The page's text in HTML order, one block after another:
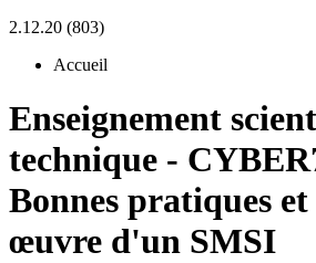
2.12.20 (803)
Accueil
Enseignement
technique -
Bonnes pratiques et
œuvre d'un SMSI